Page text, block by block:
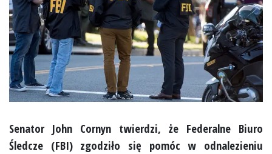
Senator John Cornyn twierdzi, że Federalne Biuro
Śledcze (FBI) zgodziło się pomóc w odnalezieniu